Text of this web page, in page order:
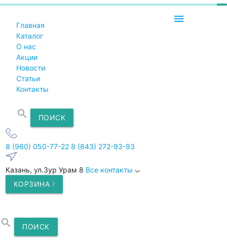
menu
Главная
Каталог
О нас
Акции
Новости
Статьи
Контакты
search ПОИСК
8 (960) 050-77-22 8 (843) 272-93-93
Казань, ул.Зур Урам 8 Все контакты
КОРЗИНА
search ПОИСК